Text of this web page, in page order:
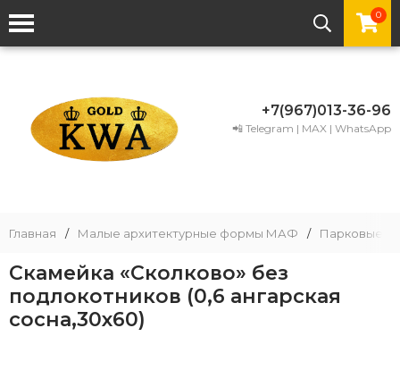
0
+7(967)013-36-96
📲 Telegram | MAX | WhatsApp
Главная / Малые архитектурные формы МАФ / Парковые
Скамейка «Сколково» без
подлокотников (0,6 ангарская
сосна,30х60)